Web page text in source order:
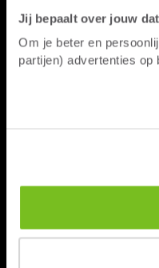
Jij bepaalt over jouw
Om je beter en
partijen) advertenties